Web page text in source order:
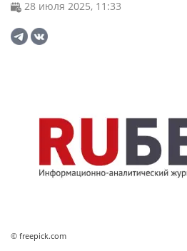
28 июля 2025, 11:33
© freepick.com